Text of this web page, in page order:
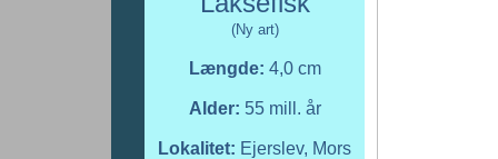
(Ny art)
Længde: 4,0 cm
Alder: 55 mill. år
Lokalitet: Ejerslev, Mors